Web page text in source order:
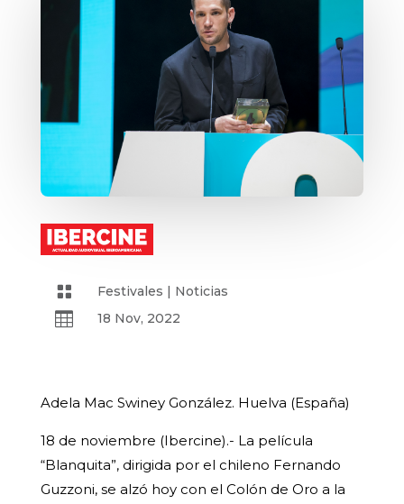
 Festivales | Noticias
 18 Nov, 2022
Adela Mac Swiney González. Huelva (España)
18 de noviembre (Ibercine).- La película
“Blanquita”, dirigida por el chileno Fernando
Guzzoni, se alzó hoy con el Colón de Oro a la